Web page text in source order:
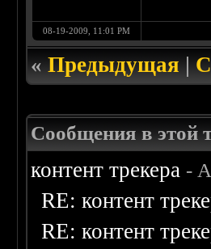
08-19-2009, 11:01 PM
«Предыдущая|
Сообщения в этой
контент трекера -
RE: контент
RE: контент